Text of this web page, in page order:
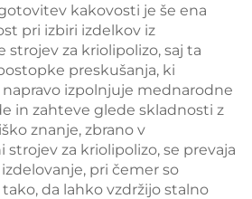
kakovosti je še ena
pri izbiri izdelkov iz
strojev za kriolipolizo, saj ta
preskušanja, ki
napravo izpolnjuje mednarodne
in zahteve glede skladnosti z
znanje, zbrano v
strojev za kriolipolizo, se prevaja
pri čemer so
da lahko vzdržijo stalno